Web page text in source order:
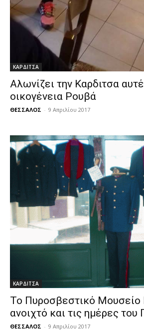
ΚΑΡΔΙΤΣΑ
Αλωνίζει την Καρδιτσα
οικογένεια Ρουβά
ΘΕΣΣΑΛΟΣ - 9 Απριλίου 2017
ΚΑΡΔΙΤΣΑ
Το Πυροσβεστικό Μουσείο
ανοιχτό και τις ημέρες
ΘΕΣΣΑΛΟΣ - 9 Απριλίου 2017